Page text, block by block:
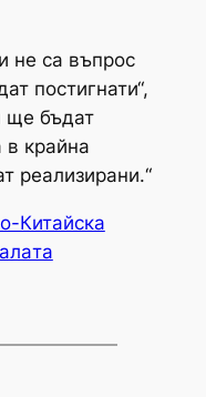
не са въпрос
постигнати“,
ще бъдат
в крайна
реализирани.“
Китайска